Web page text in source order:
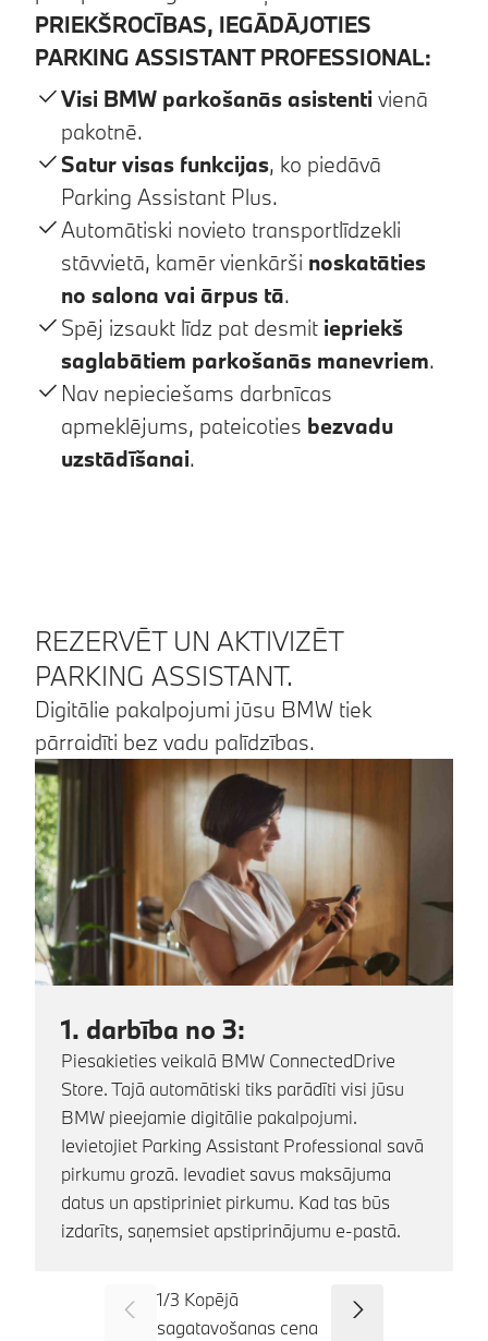
PRIEKŠROCĪBAS, IEGĀDĀJOTIES
PARKING ASSISTANT PROFESSIONAL:
Visi BMW parkošanās asistenti vienā
pakotnē.
Satur visas funkcijas, ko piedāvā
Parking Assistant Plus.
Automātiski novieto transportlīdzekli
stāvvietā, kamēr vienkārši noskatāties
no salona vai ārpus tā.
Spēj izsaukt līdz pat desmit iepriekš
saglabātiem parkošanās manevriem.
Nav nepieciešams darbnīcas
apmeklējums, pateicoties bezvadu
uzstādīšanai.
REZERVĒT UN AKTIVIZĒT
PARKING ASSISTANT.
Digitālie pakalpojumi jūsu BMW tiek
pārraidīti bez vadu palīdzības.
1. darbība no 3:
Piesakieties veikalā BMW ConnectedDrive
Store. Tajā automātiski tiks parādīti visi jūsu
BMW pieejamie digitālie pakalpojumi.
Ievietojiet Parking Assistant Professional savā
pirkumu grozā. Ievadiet savus maksājuma
datus un apstipriniet pirkumu. Kad tas būs
izdarīts, saņemsiet apstiprinājumu e-pastā.
1/3 Kopējā
sagatavošanas cena